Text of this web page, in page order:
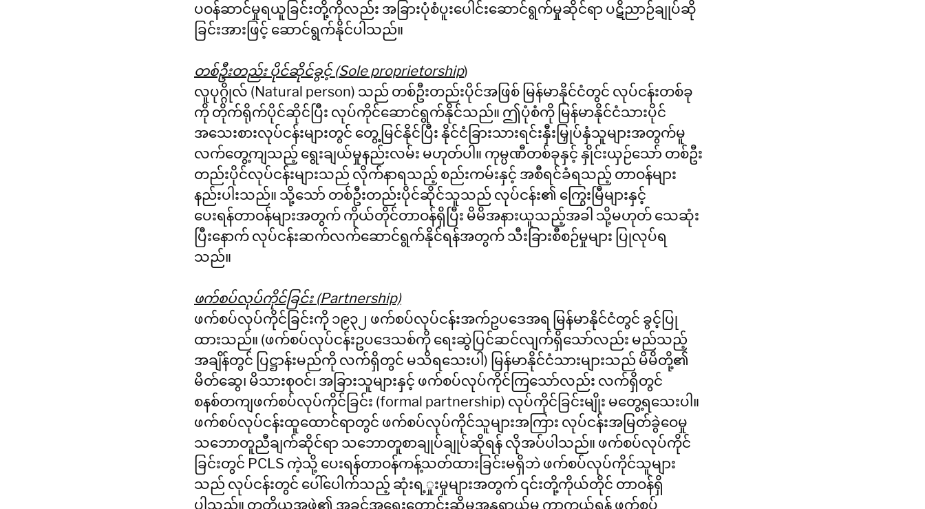
ပဝန်ဆာင်မှုရယူခြင်းတို့ကိုလည်း အခြားပုံစံပူးပေါင်းဆောင်ရွက်မှုဆိုင်ရာ ပဋိညာဉ်ချုပ်ဆို
ခြင်းအားဖြင့် ဆောင်ရွက်နိုင်ပါသည်။
တစ်ဦးတည်း ပိုင်ဆိုင်ခွင့် (Sole proprietorship)
လူပုဂ္ဂိုလ် (Natural person) သည် တစ်ဦးတည်းပိုင်အဖြစ် မြန်မာနိုင်ငံတွင် လုပ်ငန်းတစ်ခု
ကို တိုက်ရိုက်ပိုင်ဆိုင်ပြီး လုပ်ကိုင်ဆောင်ရွက်နိုင်သည်။ ဤပုံစံကို မြန်မာနိုင်ငံသားပိုင်
အသေးစားလုပ်ငန်းများတွင် တွေ့မြင်နိုင်ပြီး နိုင်ငံခြားသားရင်းနှီးမြှုပ်နှံသူများအတွက်မူ
လက်တွေ့ကျသည့် ရွေးချယ်မှုနည်းလမ်း မဟုတ်ပါ။ ကုမ္ပဏီတစ်ခုနှင့် နှိုင်းယှဉ်သော် တစ်ဦး
တည်းပိုင်လုပ်ငန်းများသည် လိုက်နာရသည့် စည်းကမ်းနှင့် အစီရင်ခံရသည့် တာဝန်များ
နည်းပါးသည်။ သို့သော် တစ်ဦးတည်းပိုင်ဆိုင်သူသည် လုပ်ငန်း၏ ကြွေးမြီများနှင့်
ပေးရန်တာဝန်များအတွက် ကိုယ်တိုင်တာဝန်ရှိပြီး မိမိအနားယူသည့်အခါ သို့မဟုတ် သေဆုံး
ပြီးနောက် လုပ်ငန်းဆက်လက်ဆောင်ရွက်နိုင်ရန်အတွက် သီးခြားစီစဉ်မှုများ ပြုလုပ်ရ
သည်။
ဖက်စပ်လုပ်ကိုင်ခြင်း (Partnership)
ဖက်စပ်လုပ်ကိုင်ခြင်းကို ၁၉၃၂ ဖက်စပ်လုပ်ငန်းအက်ဥပဒေအရ မြန်မာနိုင်ငံတွင် ခွင့်ပြု
ထားသည်။ (ဖက်စပ်လုပ်ငန်းဥပဒေသစ်ကို ရေးဆွဲပြင်ဆင်လျက်ရှိသော်လည်း မည်သည့်
အချိန်တွင် ပြဋ္ဌာန်းမည်ကို လက်ရှိတွင် မသိရသေးပါ) မြန်မာနိုင်ငံသားများသည် မိမိတို့၏
မိတ်ဆွေ၊ မိသားစုဝင်၊ အခြားသူများနှင့် ဖက်စပ်လုပ်ကိုင်ကြသော်လည်း လက်ရှိတွင်
စနစ်တကျဖက်စပ်လုပ်ကိုင်ခြင်း (formal partnership) လုပ်ကိုင်ခြင်းမျိုး မတွေ့ရသေးပါ။
ဖက်စပ်လုပ်ငန်းထူထောင်ရာတွင် ဖက်စပ်လုပ်ကိုင်သူများအကြား လုပ်ငန်းအမြတ်ခွဲဝေမှု
သဘောတူညီချက်ဆိုင်ရာ သဘောတူစာချုပ်ချုပ်ဆိုရန် လိုအပ်ပါသည်။ ဖက်စပ်လုပ်ကိုင်
ခြင်းတွင် PCLS ကဲ့သို့ ပေးရန်တာဝန်ကန့်သတ်ထားခြင်းမရှိဘဲ ဖက်စပ်လုပ်ကိုင်သူများ
သည် လုပ်ငန်းတွင် ပေါ်ပေါက်သည့် ဆုံးရ့ှုးမှုများအတွက် ၎င်းတို့ကိုယ်တိုင် တာဝန်ရှိ
ပါသည်။ တတိယအဖွဲ့၏ အခွင့်အရေးတောင်းဆိုမှုအန္တရာယ်မှ ကာကွယ်ရန် ဖက်စပ်